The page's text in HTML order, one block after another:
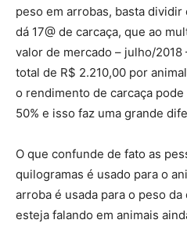
peso em arrobas, basta
dá 17@ de carcaça, que ao
valor de mercado – julho/2018
total de R$ 2.210,00 por
o rendimento de carcaça
50% e isso faz uma grande
O que confunde de fato as
quilogramas é usado para o
arroba é usada para o peso
esteja falando em animais